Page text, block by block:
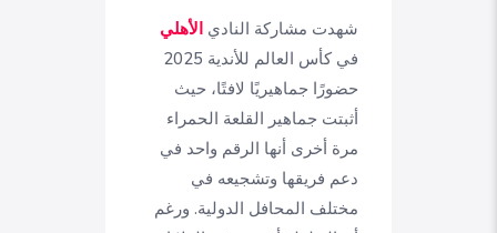
شهدت مشاركة النادي الأهلي
في كأس العالم للأندية 2025
حضورًا جماهيريًا لافتًا، حيث
أثبتت جماهير القلعة الحمراء
مرة أخرى أنها الرقم واحد في
دعم فريقها وتشجيعه في
مختلف المحافل الدولية. ورغم